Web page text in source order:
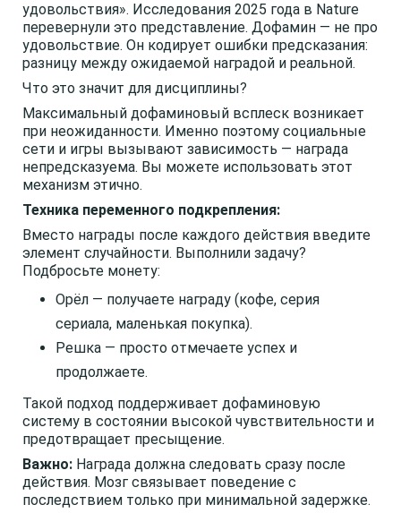
удовольствия». Исследования 2025 года в Nature
перевернули это представление. Дофамин — не про
удовольствие. Он кодирует ошибки предсказания:
разницу между ожидаемой наградой и реальной.
Что это значит для дисциплины?
Максимальный дофаминовый всплеск возникает
при неожиданности. Именно поэтому социальные
сети и игры вызывают зависимость — награда
непредсказуема. Вы можете использовать этот
механизм этично.
Техника переменного подкрепления:
Вместо награды после каждого действия введите
элемент случайности. Выполнили задачу?
Подбросьте монету:
Орёл — получаете награду (кофе, серия
сериала, маленькая покупка).
Решка — просто отмечаете успех и
продолжаете.
Такой подход поддерживает дофаминовую
систему в состоянии высокой чувствительности и
предотвращает пресыщение.
Важно: Награда должна следовать сразу после
действия. Мозг связывает поведение с
последствием только при минимальной задержке.